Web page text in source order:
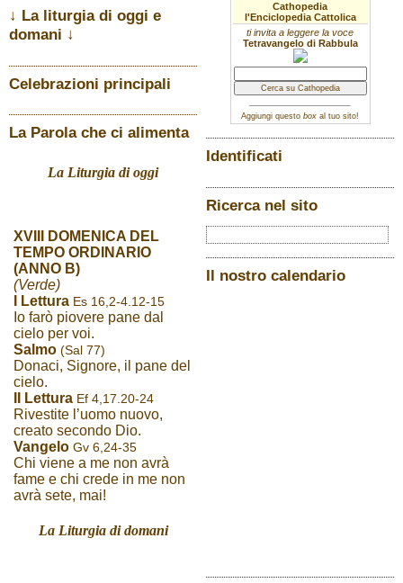
↓ La liturgia di oggi e
domani ↓
Celebrazioni principali
La Parola che ci alimenta
La Liturgia di oggi
XVIII DOMENICA DEL
TEMPO ORDINARIO
(ANNO B)
(Verde)
I Lettura Es 16,2-4.12-15
Io farò piovere pane dal
cielo per voi.
Salmo (Sal 77)
Donaci, Signore, il pane del
cielo.
II Lettura Ef 4,17.20-24
Rivestite l’uomo nuovo,
creato secondo Dio.
Vangelo Gv 6,24-35
Chi viene a me non avrà
fame e chi crede in me non
avrà sete, mai!
La Liturgia di domani
Cathopedia
l'Enciclopedia Cattolica
ti invita a leggere la voce
Tetravangelo di Rabbula
Aggiungi questo box al tuo sito!
Identificati
Ricerca nel sito
Il nostro calendario